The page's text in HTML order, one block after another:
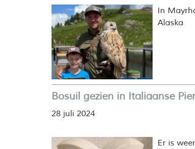
In
Alaska
Bosuil gezien in Italiaanse
28 juli 2024
Er is